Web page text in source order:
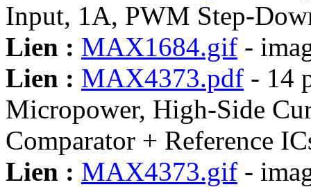
Input, 1A, PWM Step-
Lien : MAX1684.gif -
Lien : MAX4373.pdf - 14
Micropower, High-Side
Comparator + Reference
Lien : MAX4373.gif -